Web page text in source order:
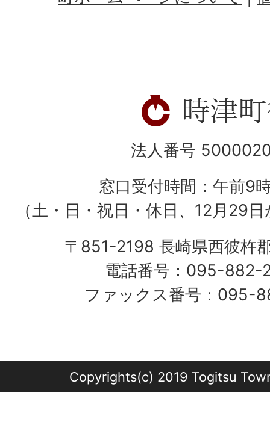
法人番号
窓口受付時間：午前9
（土・日・祝日・休日、12月29
〒851-2198 長崎県西彼杵
電話番号：095-
ファックス番号：095-
Copyrights(c) 2019 Togitsu